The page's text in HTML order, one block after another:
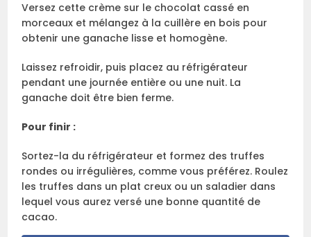
Versez cette crème sur le chocolat cassé en
morceaux et mélangez à la cuillère en bois pour
obtenir une ganache lisse et homogène.
Laissez refroidir, puis placez au réfrigérateur
pendant une journée entière ou une nuit. La
ganache doit être bien ferme.
Pour finir :
Sortez-la du réfrigérateur et formez des truffes
rondes ou irrégulières, comme vous préférez. Roulez
les truffes dans un plat creux ou un saladier dans
lequel vous aurez versé une bonne quantité de
cacao.